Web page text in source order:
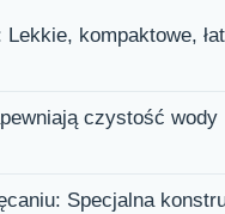
kompaktowe,
czystość
Specjalna